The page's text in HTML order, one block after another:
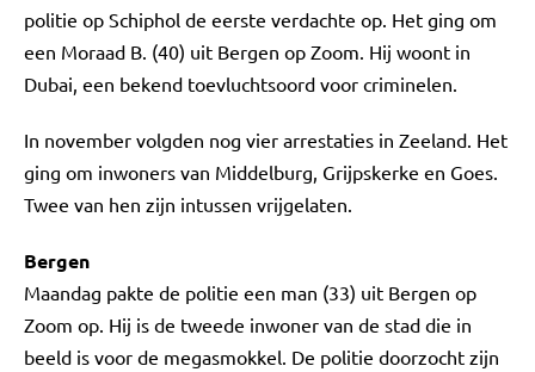
politie op Schiphol de eerste verdachte op. Het ging om
een Moraad B. (40) uit Bergen op Zoom. Hij woont in
Dubai, een bekend toevluchtsoord voor criminelen.
In november volgden nog vier arrestaties in Zeeland. Het
ging om inwoners van Middelburg, Grijpskerke en Goes.
Twee van hen zijn intussen vrijgelaten.
Bergen
Maandag pakte de politie een man (33) uit Bergen op
Zoom op. Hij is de tweede inwoner van de stad die in
beeld is voor de megasmokkel. De politie doorzocht zijn